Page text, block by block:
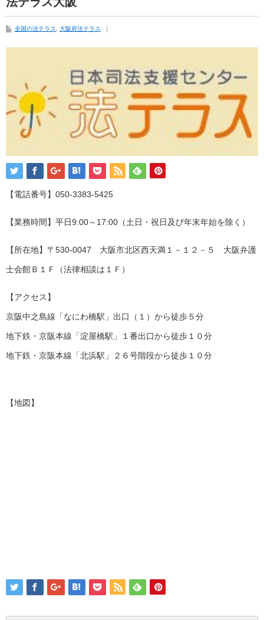
全国の法テラス 大阪府法テラス
【電話番号】050-3383-5425
【業務時間】平日9:00～17:00（土日・祝日及び年末年始を除く）
【所在地】〒530-0047 大阪市北区西天満１－１２－５ 大阪弁護
士会館Ｂ１Ｆ（法律相談は１Ｆ）
【アクセス】
京阪中之島線「なにわ橋駅」出口（１）から徒歩５分
地下鉄・京阪本線「淀屋橋駅」１番出口から徒歩１０分
地下鉄・京阪本線「北浜駅」２６号階段から徒歩１０分
【地図】